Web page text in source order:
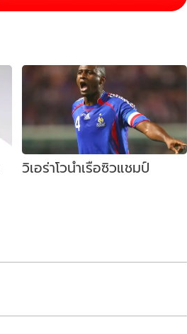
วิเอร่าโวนำเรือซิวแชมป์